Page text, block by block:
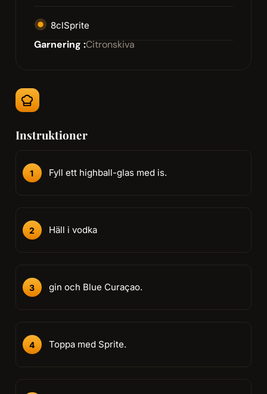
8clSprite
Garnering :Citronskiva
Instruktioner
Fyll ett highball-glas med is.
Häll i vodka
gin och Blue Curaçao.
Toppa med Sprite.